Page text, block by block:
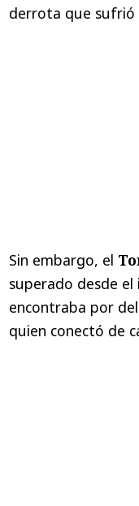
derrota que sufrió
Sin embargo, el
superado desde el
encontraba por
quien conectó de